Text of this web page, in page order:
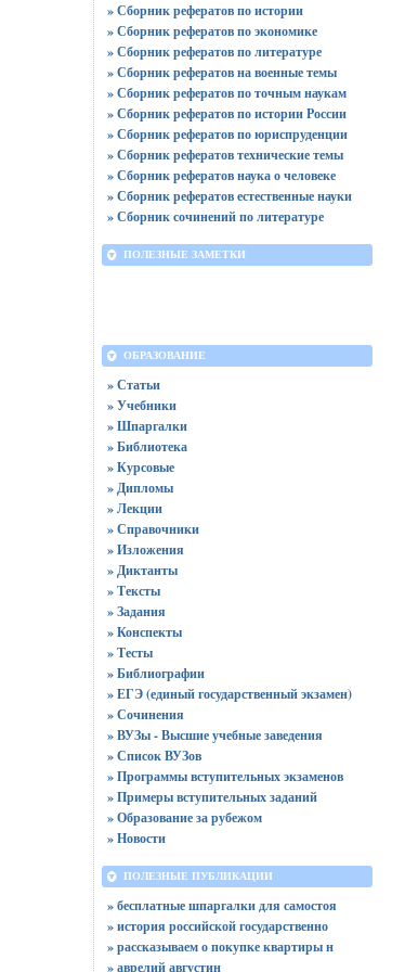
» Сборник рефератов по истории
» Сборник рефератов по экономике
» Сборник рефератов по литературе
» Сборник рефератов на военные темы
» Сборник рефератов по точным наукам
» Сборник рефератов по истории России
» Сборник рефератов по юриспруденции
» Сборник рефератов технические темы
» Сборник рефератов наука о человеке
» Сборник рефератов естественные науки
» Сборник сочинений по литературе
ПОЛЕЗНЫЕ ЗАМЕТКИ
ОБРАЗОВАНИЕ
» Статьи
» Учебники
» Шпаргалки
» Библиотека
» Курсовые
» Дипломы
» Лекции
» Справочники
» Изложения
» Диктанты
» Тексты
» Задания
» Конспекты
» Тесты
» Библиографии
» ЕГЭ (единый государственный экзамен)
» Сочинения
» ВУЗы - Высшие учебные заведения
» Список ВУЗов
» Программы вступительных экзаменов
» Примеры вступительных заданий
» Образование за рубежом
» Новости
ПОЛЕЗНЫЕ ПУБЛИКАЦИИ
» бесплатные шпаргалки для самостоя
» история российской государственно
» рассказываем о покупке квартиры н
» аврелий августин